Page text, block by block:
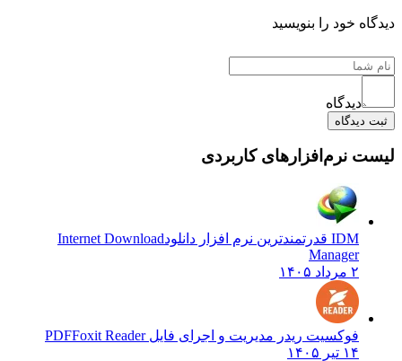
دیدگاه خود را بنویسید
دیدگاه
ثبت دیدگاه
لیست نرم‌افزارهای کاربردی
IDM قدرتمندترین نرم افزار دانلود
Internet Download
Manager
۲ مرداد ۱۴۰۵
فوکسیت ریدر مدیریت و اجرای فایل PDFFoxit Reader
۱۴ تیر ۱۴۰۵